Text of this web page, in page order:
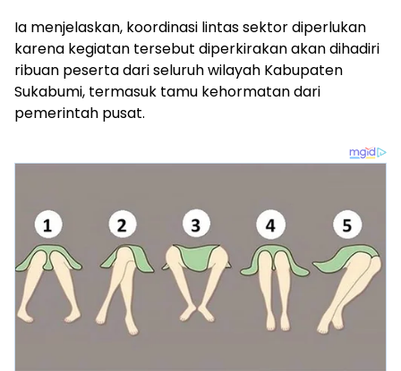
Ia menjelaskan, koordinasi lintas sektor diperlukan
karena kegiatan tersebut diperkirakan akan dihadiri
ribuan peserta dari seluruh wilayah Kabupaten
Sukabumi, termasuk tamu kehormatan dari
pemerintah pusat.